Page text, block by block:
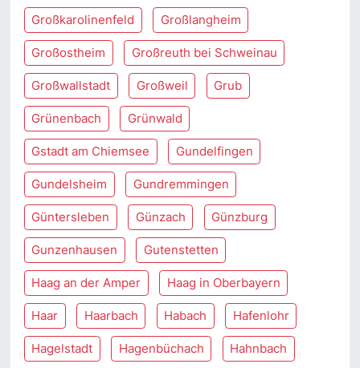
Großkarolinenfeld Großlangheim
Großostheim Großreuth bei Schweinau
Großwallstadt Großweil Grub
Grünenbach Grünwald
Gstadt am Chiemsee Gundelfingen
Gundelsheim Gundremmingen
Güntersleben Günzach Günzburg
Gunzenhausen Gutenstetten
Haag an der Amper Haag in Oberbayern
Haar Haarbach Habach Hafenlohr
Hagelstadt Hagenbüchach Hahnbach